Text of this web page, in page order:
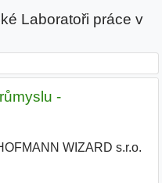
Laboratoři práce v
-
WIZARD s.r.o.